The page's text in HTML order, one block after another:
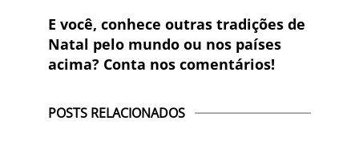
E você, conhece outras tradições de
Natal pelo mundo ou nos países
acima? Conta nos comentários!
POSTS RELACIONADOS